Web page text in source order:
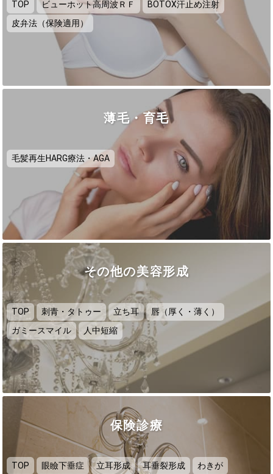
TOP ビューホット高周波ＲＦ
BOTOX汗止め注射
皮弁法（保険適用）
薄毛・育毛
毛髪再生HARG療法・AGA
その他の美容形成
TOP 刺青・タトゥー 立ち耳
唇（厚く・薄く）
ガミースマイル
人中短縮
保険診療
TOP 眼瞼下垂症 立耳形成 耳垂裂形成 わきが